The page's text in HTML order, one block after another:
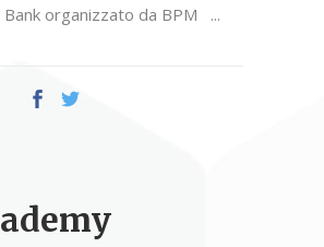
Bank organizzato da BPM